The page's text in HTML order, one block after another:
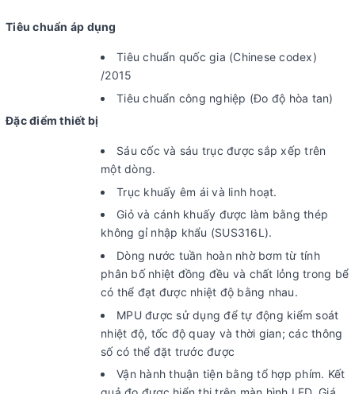
Tiêu chuẩn áp dụng
Tiêu chuẩn quốc gia (Chinese codex)
/2015
Tiêu chuẩn công nghiệp (Đo độ hòa tan)
Đặc điểm thiết bị
Sáu cốc và sáu trục được sắp xếp trên
một dòng.
Trục khuấy êm ái và linh hoạt.
Giỏ và cánh khuấy được làm bằng thép
không gỉ nhập khẩu (SUS316L).
Dòng nước tuần hoàn nhờ bơm từ tính
phân bố nhiệt đồng đều và chất lỏng trong bể
có thể đạt được nhiệt độ bằng nhau.
MPU được sử dụng để tự động kiểm soát
nhiệt độ, tốc độ quay và thời gian; các thông
số có thể đặt trước được
Vận hành thuận tiện bằng tổ hợp phím. Kết